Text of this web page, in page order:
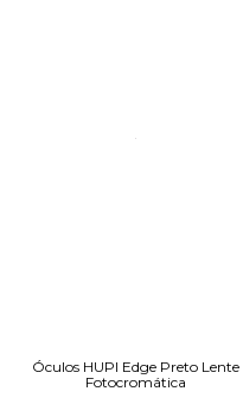
Óculos HUPI Edge Preto Lente
Fotocromática